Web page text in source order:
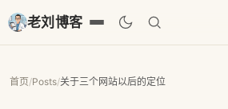
老刘博客
首页/Posts/关于三个网站以后的定位